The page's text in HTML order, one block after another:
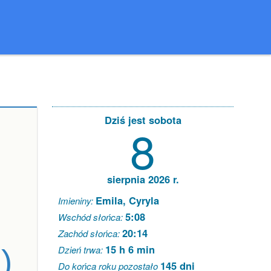
Dziś jest sobota
8
sierpnia 2026 r.
Imieniny: Emila, Cyryla
Wschód słońca:5:08
Zachód słońca:20:14
Dzień trwa: 15 h 6 min
Do końca roku pozostało 145 dni